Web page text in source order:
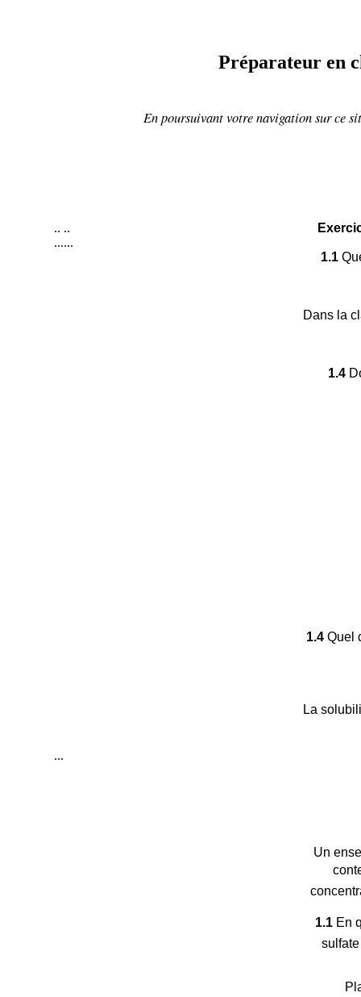
Préparateur en
En poursuivant votre navigation sur ce
.. ..
......
...
1.1
Dans la
1.4
1.4Quel
La
Un
1.1En